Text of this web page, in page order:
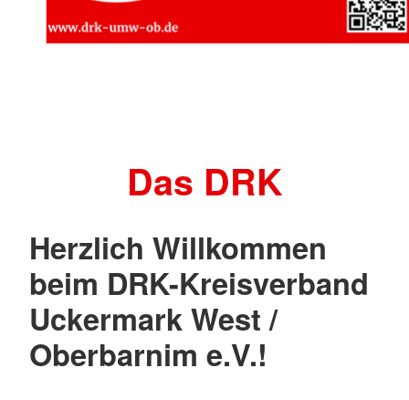
Das DRK
Herzlich Willkommen
beim DRK-Kreisverband
Uckermark West /
Oberbarnim e.V.!